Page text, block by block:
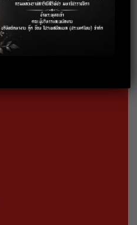
ความสำเร็จ